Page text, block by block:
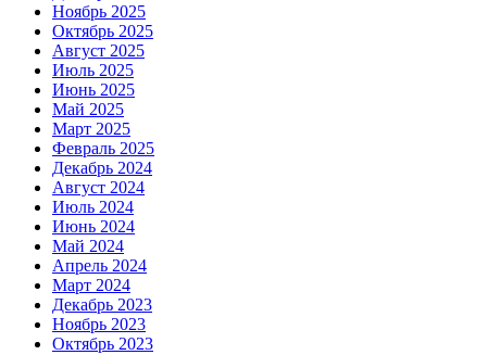
Ноябрь 2025
Октябрь 2025
Август 2025
Июль 2025
Июнь 2025
Май 2025
Март 2025
Февраль 2025
Декабрь 2024
Август 2024
Июль 2024
Июнь 2024
Май 2024
Апрель 2024
Март 2024
Декабрь 2023
Ноябрь 2023
Октябрь 2023